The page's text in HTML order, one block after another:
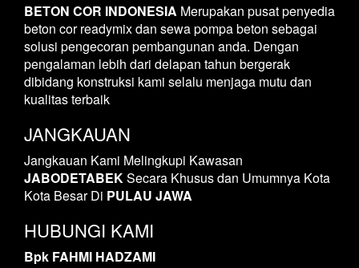
BETON COR INDONESIA Merupakan pusat penyedia
beton cor readymix dan sewa pompa beton sebagai
solusi pengecoran pembangunan anda. Dengan
pengalaman lebih dari delapan tahun bergerak
dibidang konstruksi kami selalu menjaga mutu dan
kualitas terbaik
JANGKAUAN
Jangkauan Kami Melingkupi Kawasan
JABODETABEKSecara Khusus dan Umumnya Kota
Kota Besar Di PULAU JAWA
HUBUNGI KAMI
Bpk FAHMI HADZAMI